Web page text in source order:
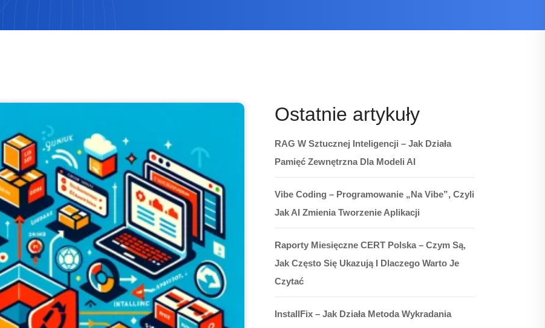
Ostatnie artykuły
RAG W Sztucznej Inteligencji – Jak Działa
Pamięć Zewnętrzna Dla Modeli AI
Vibe Coding – Programowanie „na Vibe”, Czyli
Jak AI Zmienia Tworzenie Aplikacji
Raporty Miesięczne CERT Polska – Czym Są,
Jak Często Się Ukazują I Dlaczego Warto Je
Czytać
InstallFix – Jak Działa Metoda Wykradania